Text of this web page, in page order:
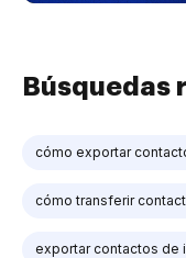
Búsquedas
cómo exportar
cómo transferir
exportar contactos de